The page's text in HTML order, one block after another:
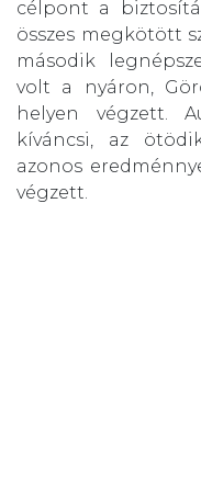
célpont a
összes megkötött
második
volt a nyáron,
helyen végzett.
kíváncsi, az
azonos
végzett.